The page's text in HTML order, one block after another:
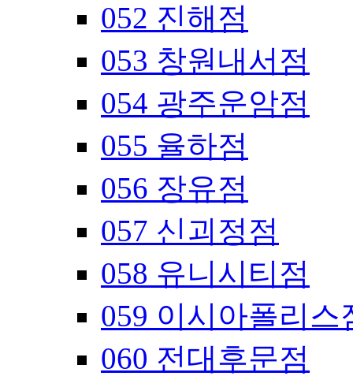
052 진해점
053 창원내서점
054 광주운암점
055 율하점
056 장유점
057 신괴정점
058 유니시티점
059 이시아폴리스
060 전대후문점